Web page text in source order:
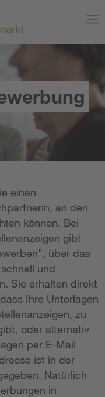
einen
an den
können. Bei
gibt
über das
und
Sie erhalten direkt
Ihre Unterlagen
zu
oder alternativ
per E-Mail
ist in der
Natürlich
in